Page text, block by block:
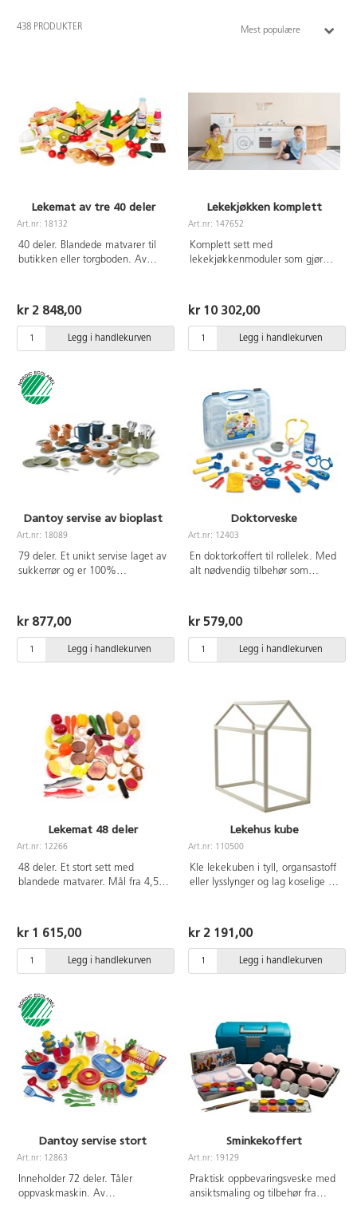
438 PRODUKTER Mest populære
Lekemat av tre 40 deler
Art.nr: 18132
40 deler. Blandede matvarer til
butikken eller torgboden. Av
kr 2 848,00
Legg i handlekurven
Lekekjøkken komplett
Art.nr: 147652
Komplett sett med
lekekjøkkenmoduler som gjør
oppvaskmaskin og vask.
Endehylle følger ikke med. Alle
delene har dører som kan åpnes
og funksjoner som gjør dem
kjøleskap 79 cm. Øvrige 55 cm.
Totalbredde 185 cm dybde
36 cm. Laget av FSC-sertifisert
kryssfiner og tre. PVC-fritt. Fra 3
kr 10 302,00
Legg i handlekurven
Dantoy servise av bioplast
Art.nr: 18089
79 deler. Et unikt servise laget av
sukkerrør og er 100%
tallerkener, bestikk, kopper, krus,
skåler, stekespade mm. Tåler
frost og kan vaskes i
oppvaskmaskinen. Svanemerket,
kr 877,00
Legg i handlekurven
Doktorveske
Art.nr: 12403
En doktorkoffert til rollelek. Med
alt nødvendig tilbehør som
32x28 cm. Fra 3 år.
kr 579,00
Legg i handlekurven
Lekemat 48 deler
Art.nr: 12266
48 deler. Et stort sett med
blandede matvarer. Mål fra 4,5-
kr 1 615,00
Legg i handlekurven
Lekehus kube
Art.nr: 110500
Kle lekekuben i tyll, organsastoff
eller lysslynger og lag koselige og
Mål: B65xL124xH120 cm.
Innvendige mål:
B55xL120xH110 cm.
kr 2 191,00
Legg i handlekurven
Dantoy servise stort
Art.nr: 12863
Inneholder 72 deler. Tåler
oppvaskmaskin. Av
Sminkekoffert
Art.nr: 19129
Praktisk oppbevaringsveske med
ansiktsmaling og tilbehør fra